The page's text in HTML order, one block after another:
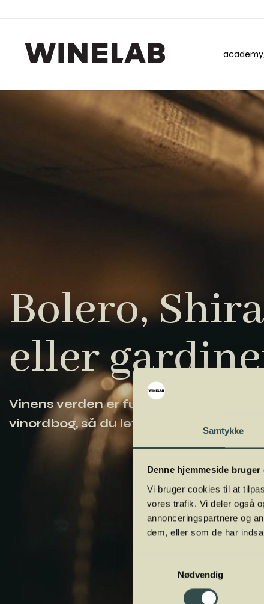
Samtykke
Denne hjemmeside bruger
Vi bruger cookies til at
vores trafik. Vi deler også
annonceringspartnere og
dem, eller som de har
Nødvendig
Bolero,
eller
Vinens verden er fuld af komplicerede
vinordbog, så du lettere kan navigere